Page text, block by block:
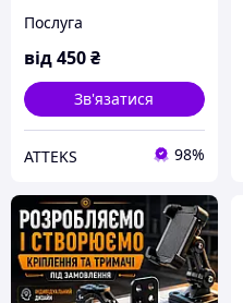
Послуга
від450₴
Зв'язатися
ATTEKS 98%